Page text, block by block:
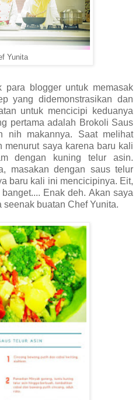
Yunita
para blogger untuk memasak
yang didemonstrasikan dan
untuk mencicipi keduanya
pertama adalah Brokoli Saus
nih makannya. Saat melihat
menurut saya karena baru kali
dengan kuning telur asin.
masakan dengan saus telur
baru kali ini mencicipinya. Eit,
Enak deh. Akan saya
buatan Chef Yunita.